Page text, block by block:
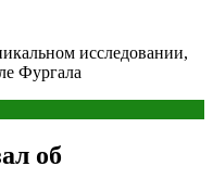
исследовании,
Фургала
об